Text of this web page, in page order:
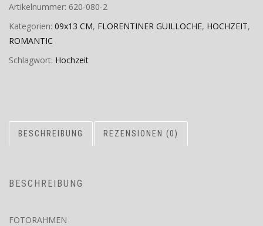
Artikelnummer: 620-080-2
Kategorien: 09x13 CM, FLORENTINER GUILLOCHE, HOCHZEIT,
ROMANTIC
Schlagwort: Hochzeit
BESCHREIBUNG REZENSIONEN (0)
BESCHREIBUNG
FOTORAHMEN